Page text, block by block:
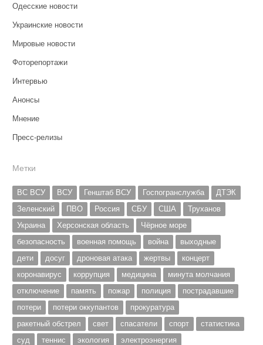
Одесские новости
Украинские новости
Мировые новости
Фоторепортажи
Интервью
Анонсы
Мнение
Пресс-релизы
Метки
ВС ВСУ ВСУ Генштаб ВСУ Госпогранслужба
ДТЭК
Зеленский
ПВО Россия СБУ США
Труханов
Украина
Херсонская область
Чёрное море
безопасность
военная помощь война
выходные
дети
досуг дроновая атака жертвы
концерт
коронавирус
коррупция медицина
минута молчания
отключение
память пожар полиция
пострадавшие
потери
потери оккупантов
прокуратура
ракетный обстрел
свет спасатели спорт
статистика
суд
теннис экология
электроэнергия